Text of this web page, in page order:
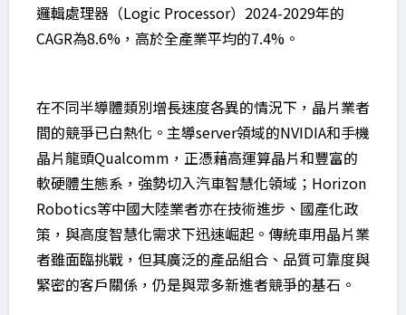
邏輯處理器（Logic Processor）2024-2029年的
CAGR為8.6%，高於全產業平均的7.4%。
在不同半導體類別增長速度各異的情況下，晶片業者
間的競爭已白熱化。主導server領域的NVIDIA和手機
晶片龍頭Qualcomm，正憑藉高運算晶片和豐富的
軟硬體生態系，強勢切入汽車智慧化領域；Horizon
Robotics等中國大陸業者亦在技術進步、國產化政
策，與高度智慧化需求下迅速崛起。傳統車用晶片業
者雖面臨挑戰，但其廣泛的產品組合、品質可靠度與
緊密的客戶關係，仍是與眾多新進者競爭的基石。